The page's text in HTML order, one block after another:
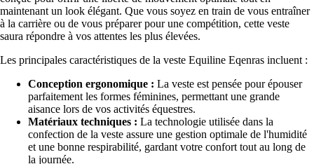
maintenant un look élégant. Que vous soyez en train de vous entraîner
à la carrière ou de vous préparer pour une compétition, cette veste
saura répondre à vos attentes les plus élevées.
Les principales caractéristiques de la veste Equiline Eqenras incluent :
Conception ergonomique : La veste est pensée pour épouser
parfaitement les formes féminines, permettant une grande
aisance lors de vos activités équestres.
Matériaux techniques : La technologie utilisée dans la
confection de la veste assure une gestion optimale de l'humidité
et une bonne respirabilité, gardant votre confort tout au long de
la journée.